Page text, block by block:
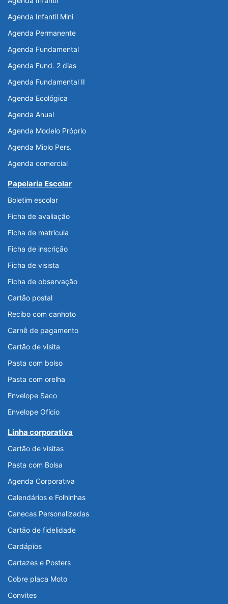
Agenda Infantil Mini
Agenda Permanente
Agenda Fundamental
Agenda Fund. 2 dias
Agenda Fundamental II
Agenda Ecológica
Agenda Anual
Agenda Modelo Próprio
Agenda Miolo Pers.
Agenda comercial
Papelaria Escolar
Boletim escolar
Ficha de avaliação
Ficha de matricula
Ficha de inscrição
Ficha de visista
Ficha de observação
Cartão postal
Recibo com canhoto
Carnê de pagamento
Cartão de visita
Pasta com bolso
Pasta com orelha
Envelope Saco
Envelope Ofício
Linha corporativa
Cartão de visitas
Pasta com Bolsa
Agenda Corporativa
Calendários e Folhinhas
Canecas Personalizadas
Cartão de fidelidade
Cardápios
Cartazes e Posters
Cobre placa Moto
Convites